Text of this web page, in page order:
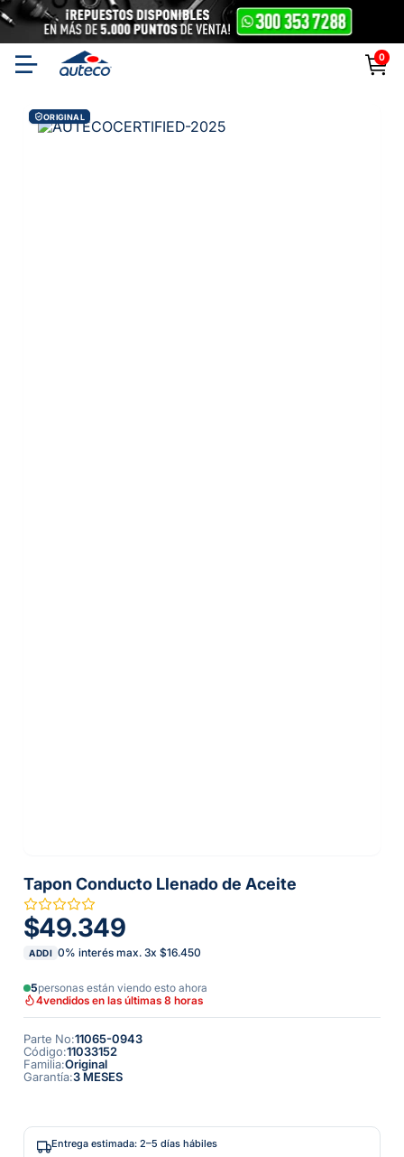
0
ORIGINAL
Tapon Conducto Llenado de Aceite
$49.349
ADDI 0% interés max. 3x $16.450
5personas están viendo esto ahora
4vendidos en las últimas 8 horas
Parte No:11065-0943
Código:11033152
Familia:Original
Garantía:3 MESES
Entrega estimada: 2–5 días hábiles